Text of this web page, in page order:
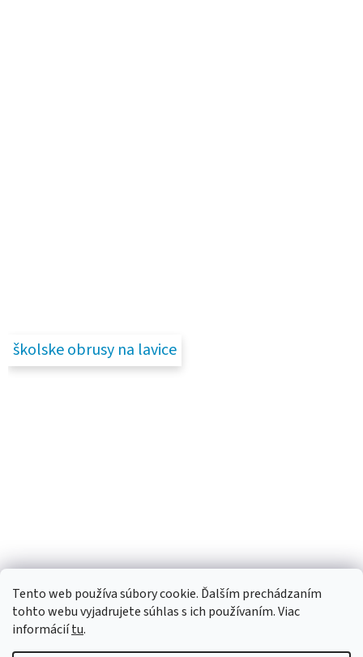
Tento web používa súbory cookie. Ďalším prechádzaním
tohto webu vyjadrujete súhlas s ich používaním. Viac
informáciítu.
školske obrusy na lavice